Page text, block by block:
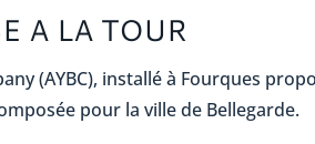
A LA TOUR
(AYBC), installé à Fourques
pour la ville de Bellegarde.